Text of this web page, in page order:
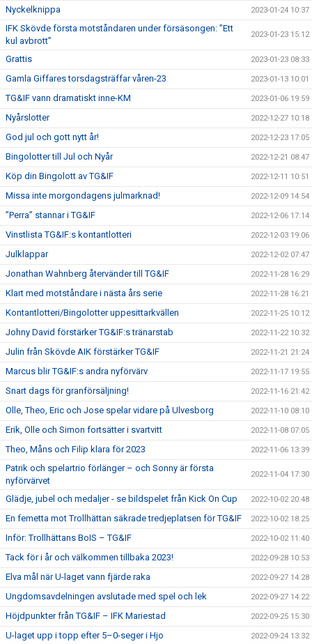
Nyckelknippa 2023-01-24 10:37
IFK Skövde första motståndaren under försäsongen: ”Ett
kul avbrott”
2023-01-23 15:12
Grattis 2023-01-23 08:33
Gamla Giffares torsdagsträffar våren-23 2023-01-13 10:01
TG&IF vann dramatiskt inne-KM 2023-01-06 19:59
Nyårslotter 2022-12-27 10:18
God jul och gott nytt år! 2022-12-23 17:05
Bingolotter till Jul och Nyår 2022-12-21 08:47
Köp din Bingolott av TG&IF 2022-12-11 10:51
Missa inte morgondagens julmarknad! 2022-12-09 14:54
”Perra” stannar i TG&IF 2022-12-06 17:14
Vinstlista TG&IF:s kontantlotteri 2022-12-03 19:06
Julklappar 2022-12-02 07:47
Jonathan Wahnberg återvänder till TG&IF 2022-11-28 16:29
Klart med motståndare i nästa års serie 2022-11-28 16:21
Kontantlotteri/Bingolotter uppesittarkvällen 2022-11-25 10:12
Johny David förstärker TG&IF:s tränarstab 2022-11-22 10:32
Julin från Skövde AIK förstärker TG&IF 2022-11-21 21:24
Marcus blir TG&IF:s andra nyförvärv 2022-11-17 19:55
Snart dags för granförsäljning! 2022-11-16 21:42
Olle, Theo, Eric och Jose spelar vidare på Ulvesborg 2022-11-10 08:10
Erik, Olle och Simon fortsätter i svartvitt 2022-11-08 07:05
Theo, Måns och Filip klara för 2023 2022-11-06 13:39
Patrik och spelartrio förlänger – och Sonny är första
nyförvärvet
2022-11-04 17:30
Glädje, jubel och medaljer - se bildspelet från Kick On Cup 2022-10-02 20:48
En femetta mot Trollhättan säkrade tredjeplatsen för TG&IF 2022-10-02 18:25
Inför: Trollhättans BoIS – TG&IF 2022-10-02 11:40
Tack för i år och välkommen tillbaka 2023! 2022-09-28 10:53
Elva mål när U-laget vann fjärde raka 2022-09-27 14:28
Ungdomsavdelningen avslutade med spel och lek 2022-09-27 14:22
Höjdpunkter från TG&IF – IFK Mariestad 2022-09-25 15:30
U-laget upp i topp efter 5–0-seger i Hjo 2022-09-24 13:32